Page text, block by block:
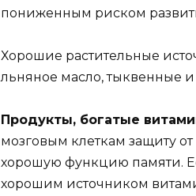
пониженным риском
Хорошие растительные
льняное масло, тыквенные
Продукты, богатые
мозговым клеткам защиту
хорошую функцию памяти.
хорошим источником